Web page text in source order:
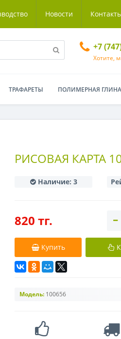
Новости
+7
Хотите,
ТРАФАРЕТЫ ПОЛИМЕРНАЯ ГЛИНА
РИСОВАЯ КАРТА
Наличие: 3
820 тг.
Купить
Модель: 100656